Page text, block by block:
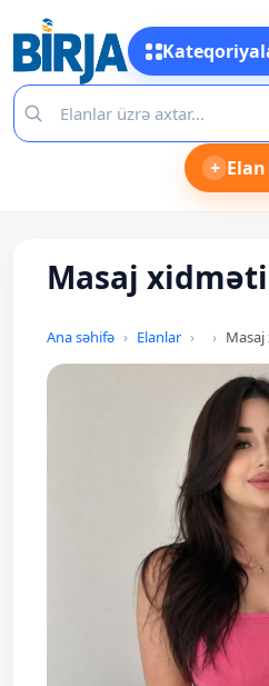
+
Masaj xidməti
Ana səhifə Elanlar